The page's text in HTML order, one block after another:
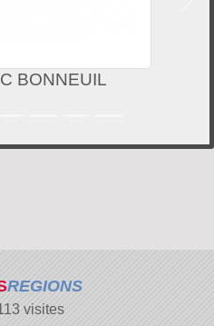
BONNEUIL
REGIONS
visites